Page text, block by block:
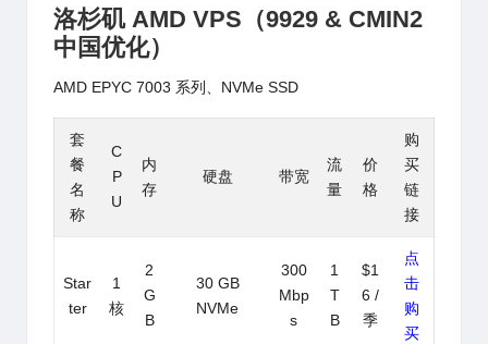
洛杉矶 AMD VPS（9929 & CMIN2
中国优化）
AMD EPYC 7003 系列、NVMe SSD
套
餐
名
称
C
P
U
内
存
硬盘 带宽
流
量
价
格
购
买
链
接
Star
ter
1
核
2
G
B
30 GB
NVMe
300
Mbp
s
1
T
B
$1
6 /
季
点
击
购
买